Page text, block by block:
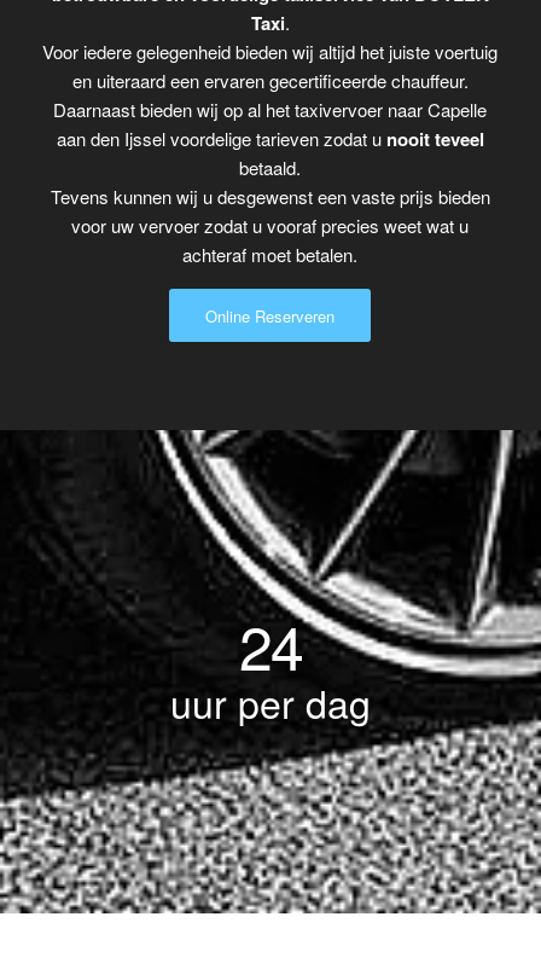
Taxi.
Voor iedere gelegenheid bieden wij altijd het juiste voertuig
en uiteraard een ervaren gecertificeerde chauffeur.
Daarnaast bieden wij op al het taxivervoer naar Capelle
aan den Ijssel voordelige tarieven zodat u nooit teveel
betaald.
Tevens kunnen wij u desgewenst een vaste prijs bieden
voor uw vervoer zodat u vooraf precies weet wat u
achteraf moet betalen.
Online Reserveren
24
uur per dag